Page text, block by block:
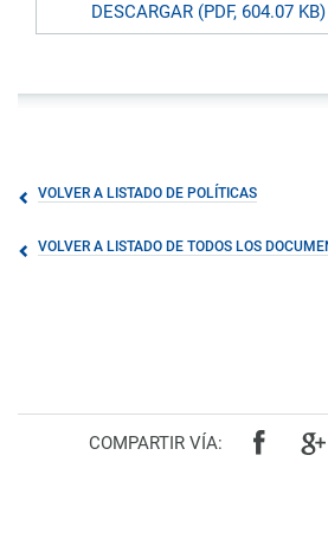
DESCARGAR (PDF, 604.07 KB)
VOLVER A LISTADO DE POLÍTICAS
VOLVER A LISTADO DE TODOS LOS
COMPARTIR VÍA: